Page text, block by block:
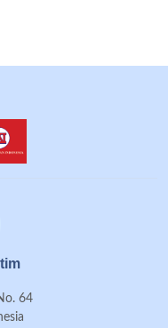
64